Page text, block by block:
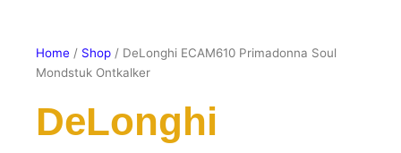
Home / Shop / DeLonghi ECAM610 Primadonna Soul
Mondstuk Ontkalker
DeLonghi